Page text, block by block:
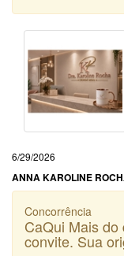
6/29/2026
ANNA KAROLINE
Concorrência
CaQui Mais
convite. Sua